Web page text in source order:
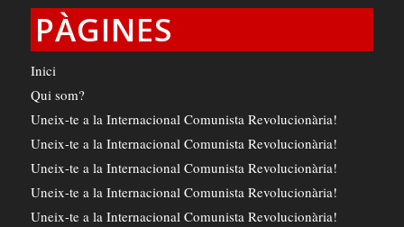
PÀGINES
Inici
Qui som?
Uneix-te a la Internacional Comunista Revolucionària!
Uneix-te a la Internacional Comunista Revolucionària!
Uneix-te a la Internacional Comunista Revolucionària!
Uneix-te a la Internacional Comunista Revolucionària!
Uneix-te a la Internacional Comunista Revolucionària!